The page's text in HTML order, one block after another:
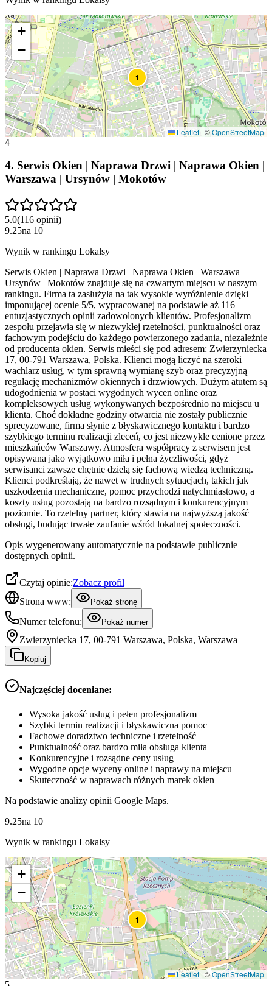
1
+
−
Leaflet | ©OpenStreetMap
4
4. Serwis Okien | Naprawa Drzwi | Naprawa Okien |
Warszawa | Ursynów | Mokotów
5.0(116 opinii)
9.25na 10
Wynik w rankingu Lokalsy
Serwis Okien | Naprawa Drzwi | Naprawa Okien | Warszawa |
Ursynów | Mokotów znajduje się na czwartym miejscu w naszym
rankingu. Firma ta zasłużyła na tak wysokie wyróżnienie dzięki
imponującej ocenie 5/5, wypracowanej na podstawie aż 116
entuzjastycznych opinii zadowolonych klientów. Profesjonalizm
zespołu przejawia się w niezwykłej rzetelności, punktualności oraz
fachowym podejściu do każdego powierzonego zadania, niezależnie
od producenta okien. Serwis mieści się pod adresem: Zwierzyniecka
17, 00-791 Warszawa, Polska. Klienci mogą liczyć na szeroki
wachlarz usług, w tym sprawną wymianę szyb oraz precyzyjną
regulację mechanizmów okiennych i drzwiowych. Dużym atutem są
udogodnienia w postaci wygodnych wycen online oraz
kompleksowych usług wykonywanych bezpośrednio na miejscu u
klienta. Choć dokładne godziny otwarcia nie zostały publicznie
sprecyzowane, firma słynie z błyskawicznego kontaktu i bardzo
szybkiego terminu realizacji zleceń, co jest niezwykle cenione przez
mieszkańców Warszawy. Atmosfera współpracy z serwisem jest
opisywana jako wyjątkowo miła i pełna życzliwości, gdyż
serwisanci zawsze chętnie dzielą się fachową wiedzą techniczną.
Klienci podkreślają, że nawet w trudnych sytuacjach, takich jak
uszkodzenia mechaniczne, pomoc przychodzi natychmiastowo, a
koszty usług pozostają na bardzo rozsądnym i konkurencyjnym
poziomie. To rzetelny partner, który stawia na najwyższą jakość
obsługi, budując trwałe zaufanie wśród lokalnej społeczności.
Opis wygenerowany automatycznie na podstawie publicznie
dostępnych opinii.
Czytaj opinie:Zobacz profil
Strona www:
Pokaż stronę
Numer telefonu: Pokaż numer
Zwierzyniecka 17, 00-791 Warszawa, Polska, Warszawa
Kopiuj
Najczęściej doceniane:
Wysoka jakość usług i pełen profesjonalizm
Szybki termin realizacji i błyskawiczna pomoc
Fachowe doradztwo techniczne i rzetelność
Punktualność oraz bardzo miła obsługa klienta
Konkurencyjne i rozsądne ceny usług
Wygodne opcje wyceny online i naprawy na miejscu
Skuteczność w naprawach różnych marek okien
Na podstawie analizy opinii Google Maps.
9.25na 10
Wynik w rankingu Lokalsy
1
+
−
Leaflet | ©OpenStreetMap